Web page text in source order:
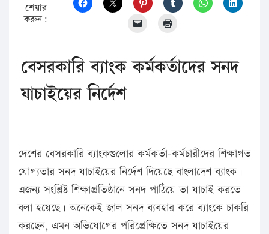
শেয়ার
করুন:
বেসরকারি ব্যাংক কর্মকর্তাদের সনদ
যাচাইয়ের নির্দেশ
দেশের বেসরকারি ব্যাংকগুলোর কর্মকর্তা-কর্মচারীদের শিক্ষাগত
যোগ্যতার সনদ যাচাইয়ের নির্দেশ দিয়েছে বাংলাদেশ ব্যাংক।
এজন্য সংশ্লিষ্ট শিক্ষাপ্রতিষ্ঠানে সনদ পাঠিয়ে তা যাচাই করতে
বলা হয়েছে। অনেকেই জাল সনদ ব্যবহার করে ব্যাংকে চাকরি
করছেন, এমন অভিযোগের পরিপ্রেক্ষিতে সনদ যাচাইয়ের